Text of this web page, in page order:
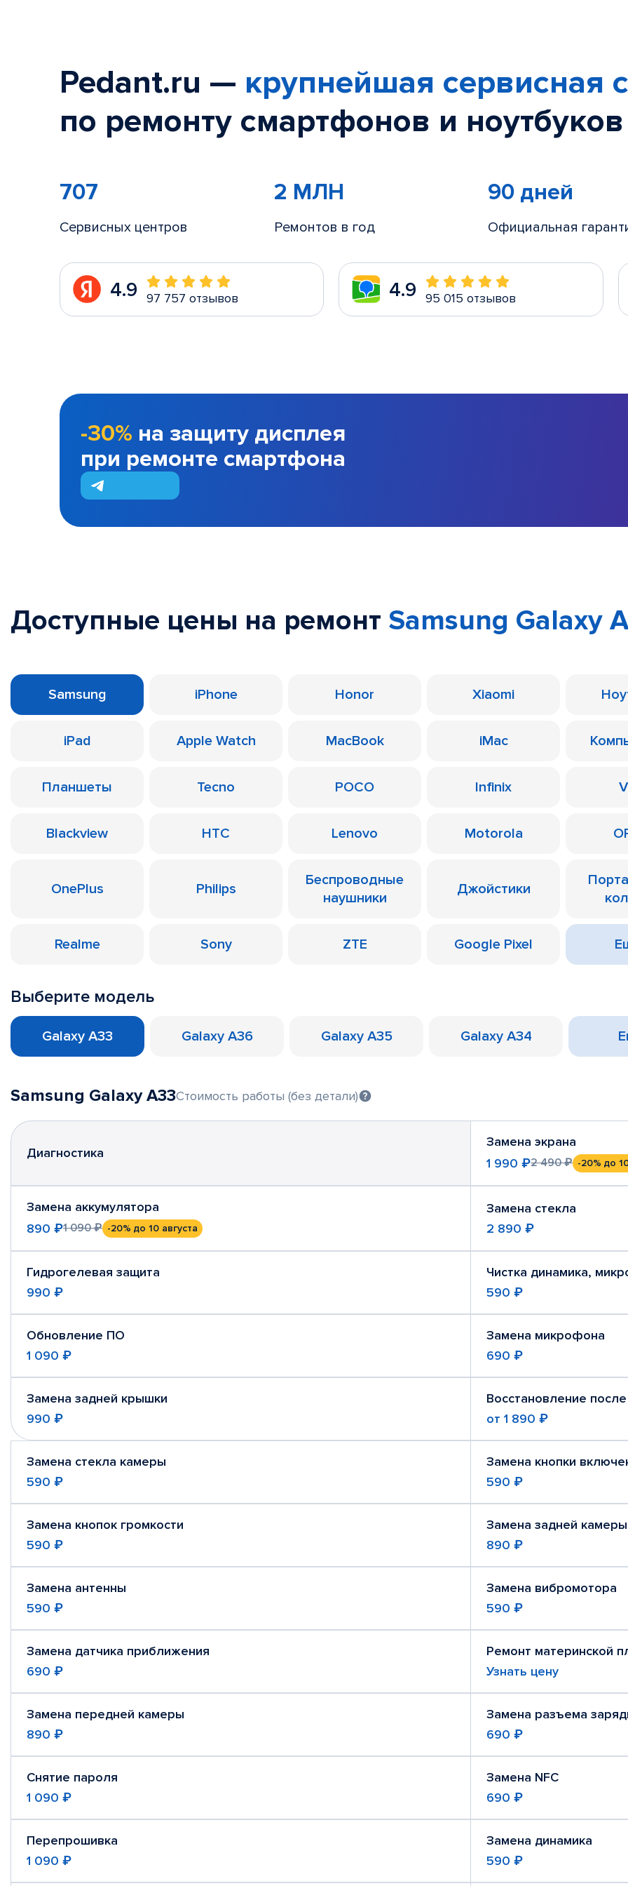
Pedant.ru — крупнейшая сервисная
по ремонту смартфонов и
707
Сервисных центров
2 МЛН
Ремонтов в год
90 дней
Официальная
4.9 97 757 отзывов 4.9 95 015 отзывов
-30% на защиту дисплея
при ремонте смартфона
Доступные цены на ремонт Samsung Galaxy
Samsung iPhone Honor Xiaomi
iPad Apple Watch MacBook iMac
Планшеты Tecno POCO Infinix
Blackview HTC Lenovo Motorola
OnePlus Philips
Беспроводные
наушники
Джойстики
Realme Sony ZTE Google Pixel
Выберите модель
Galaxy A33 Galaxy A36 Galaxy A35 Galaxy A34
Samsung Galaxy A33Стоимость работы (без детали)
Диагностика
Замена экрана
1 990 ₽2 490 ₽ -20% до
Замена аккумулятора
890 ₽1 090 ₽ -20% до 10 августа
Замена стекла
2 890 ₽
Гидрогелевая защита
990 ₽
Чистка динамика,
590 ₽
Обновление ПО
1 090 ₽
Замена микрофона
690 ₽
Замена задней крышки
990 ₽
Восстановление
от 1 890 ₽
Замена стекла камеры
590 ₽
Замена кнопки
590 ₽
Замена кнопок громкости
590 ₽
Замена задней камеры
890 ₽
Замена антенны
590 ₽
Замена вибромотора
590 ₽
Замена датчика приближения
690 ₽
Ремонт материнской
Узнать цену
Замена передней камеры
890 ₽
Замена разъема
690 ₽
Снятие пароля
1 090 ₽
Замена NFC
690 ₽
Перепрошивка
1 090 ₽
Замена динамика
590 ₽